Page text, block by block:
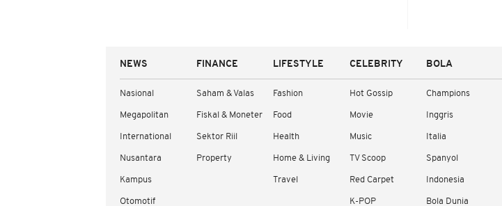
NEWS
Nasional
Megapolitan
International
Nusantara
Kampus
Otomotif
FINANCE
Saham & Valas
Fiskal & Moneter
Sektor Riil
Property
LIFESTYLE
Fashion
Food
Health
Home & Living
Travel
CELEBRITY
Hot Gossip
Movie
Music
TV Scoop
Red Carpet
K-POP
BOLA
Champions
Inggris
Italia
Spanyol
Indonesia
Bola Dunia